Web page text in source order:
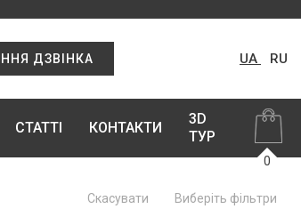
ДЗВІНКА UA RU
СТАТТІ КОНТАКТИ
3D
ТУР
0
Скасувати Виберіть фільтри